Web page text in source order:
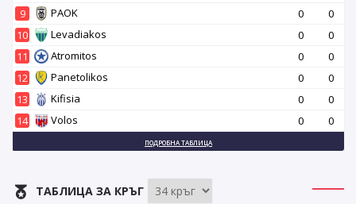
9
PAOK 0
0
10
Levadiakos 0
0
11
Atromitos 0
0
12
Panetolikos 0
0
13
Kifisia 0
0
14
Volos 0 0
ПОДРОБНА ТАБЛИЦА
ТАБЛИЦА ЗА КРЪГ